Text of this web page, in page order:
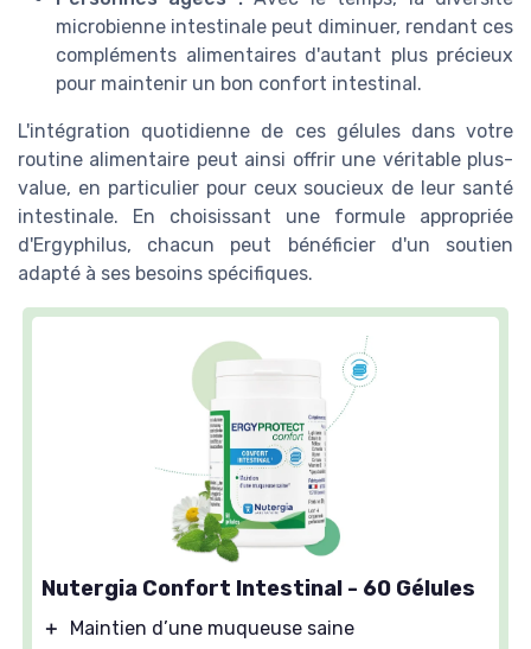
microbienne intestinale peut diminuer, rendant ces
compléments alimentaires d'autant plus précieux
pour maintenir un bon confort intestinal.
L'intégration quotidienne de ces gélules dans votre
routine alimentaire peut ainsi offrir une véritable plus-
value, en particulier pour ceux soucieux de leur santé
intestinale. En choisissant une formule appropriée
d'Ergyphilus, chacun peut bénéficier d'un soutien
adapté à ses besoins spécifiques.
Nutergia Confort Intestinal - 60 Gélules
＋
Maintien d’une muqueuse saine